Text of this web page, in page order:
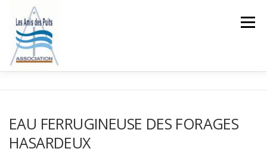
contenu
Menu
BLOG COMMENTAIRES
EAU FERRUGINEUSE DES FORAGES
HASARDEUX